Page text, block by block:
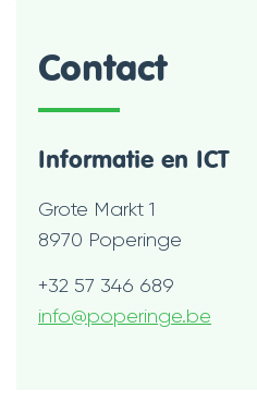
Contact
Informatie en ICT
Adres
Grote Markt 1
,8970 Poperinge
Tel.
+32 57 346 689
E-
info@poperinge.be